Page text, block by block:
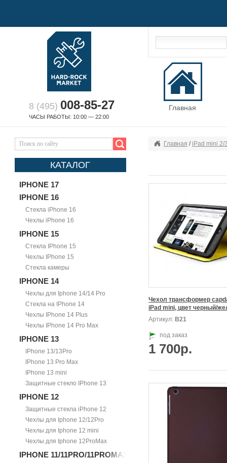
8 (495) 008-85-27
ЧАСЫ РАБОТЫ: 10:00 — 22:00
Главная
КАТАЛОГ
IPHONE 17
IPHONE 16
Стекла iPhone 16
Чехлы iPhone 16
IPHONE 15
Стекла IPhone 15
Чехлы IPhone 15
Стекла камеры
IPHONE 14
Чехлы для Iphone 14/14 Pro
Стекла на IPhone 14
Чехлы IPhone 14 Plus
Чехлы IPhone 14 Pro Max
IPHONE 13
IPhone 13/13Pro
IPhone 13 Pro Max
IPhone 13 mini
Защитные стекло IPhone 13
IPHONE 12
Защитные стекла iPhone 12
Чехлы для Iphone 12/12Pro
Чехлы для Iphone 12 mini
Чехлы для Iphone 12ProMax
IPHONE 11/11PRO/11PROMAX
Главная / iPad mini 2/
Чехол трансформер
iPad mini, цвет черный/
Артикул: В21
под заказ
1 700р.